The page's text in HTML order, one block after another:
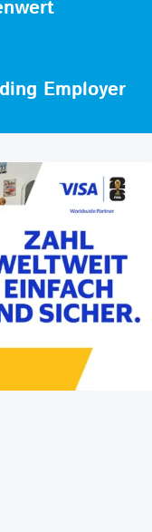
Employer